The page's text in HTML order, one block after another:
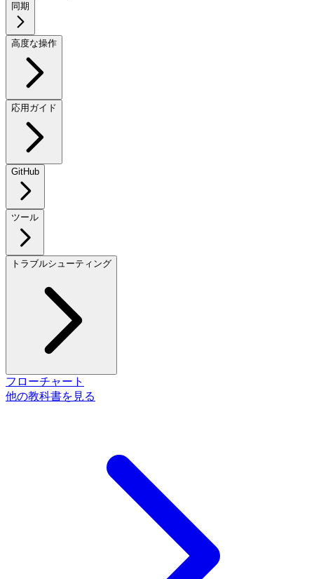
同期
高度な操作
応用ガイド
GitHub
ツール
トラブルシューティング
フローチャート
他の教科書を見る